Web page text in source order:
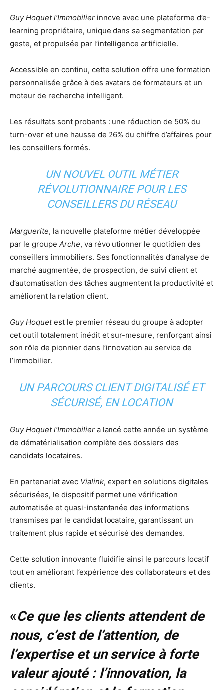
Guy Hoquet l’Immobilier innove avec une plateforme d’e-
learning propriétaire, unique dans sa segmentation par
geste, et propulsée par l’intelligence artificielle.
Accessible en continu, cette solution offre une formation
personnalisée grâce à des avatars de formateurs et un
moteur de recherche intelligent.
Les résultats sont probants : une réduction de 50% du
turn-over et une hausse de 26% du chiffre d’affaires pour
les conseillers formés.
UN NOUVEL OUTIL MÉTIER
RÉVOLUTIONNAIRE POUR LES
CONSEILLERS DU RÉSEAU
Marguerite, la nouvelle plateforme métier développée
par le groupe Arche, va révolutionner le quotidien des
conseillers immobiliers. Ses fonctionnalités d’analyse de
marché augmentée, de prospection, de suivi client et
d’automatisation des tâches augmentent la productivité et
améliorent la relation client.
Guy Hoquetest le premier réseau du groupe à adopter
cet outil totalement inédit et sur-mesure, renforçant ainsi
son rôle de pionnier dans l’innovation au service de
l’immobilier.
UN PARCOURS CLIENT DIGITALISÉ ET
SÉCURISÉ, EN LOCATION
Guy Hoquet l’Immobilier a lancé cette année un système
de dématérialisation complète des dossiers des
candidats locataires.
En partenariat avec Vialink, expert en solutions digitales
sécurisées, le dispositif permet une vérification
automatisée et quasi-instantanée des informations
transmises par le candidat locataire, garantissant un
traitement plus rapide et sécurisé des demandes.
Cette solution innovante fluidifie ainsi le parcours locatif
tout en améliorant l’expérience des collaborateurs et des
clients.
«Ce que les clients attendent de
nous, c’est de l’attention, de
l’expertise et un service à forte
valeur ajouté : l’innovation, la